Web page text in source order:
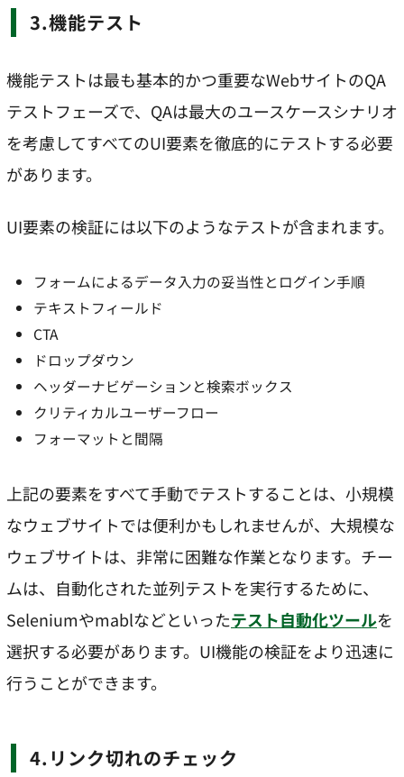
3.機能テスト
機能テストは最も基本的かつ重要なWebサイトのQA
テストフェーズで、QAは最大のユースケースシナリオ
を考慮してすべてのUI要素を徹底的にテストする必要
があります。
UI要素の検証には以下のようなテストが含まれます。
フォームによるデータ入力の妥当性とログイン手順
テキストフィールド
CTA
ドロップダウン
ヘッダーナビゲーションと検索ボックス
クリティカルユーザーフロー
フォーマットと間隔
上記の要素をすべて手動でテストすることは、小規模
なウェブサイトでは便利かもしれませんが、大規模な
ウェブサイトは、非常に困難な作業となります。チー
ムは、自動化された並列テストを実行するために、
Seleniumやmablなどといったテスト自動化ツールを
選択する必要があります。UI機能の検証をより迅速に
行うことができます。
4.リンク切れのチェック